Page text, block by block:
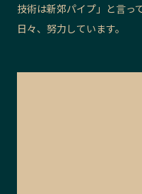
技術は新郊パイプ」と言っ
日々、努力しています。